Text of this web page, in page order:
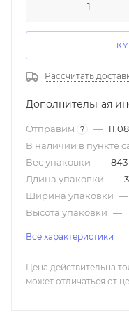
Рассчитать
Дополнительная
Отправим ? —
В наличии в пункте
Вес упаковки — 843
Длина упаковки —
Ширина упаковки —
Высота упаковки —
Все характеристики
Цена действительна
может отличаться от